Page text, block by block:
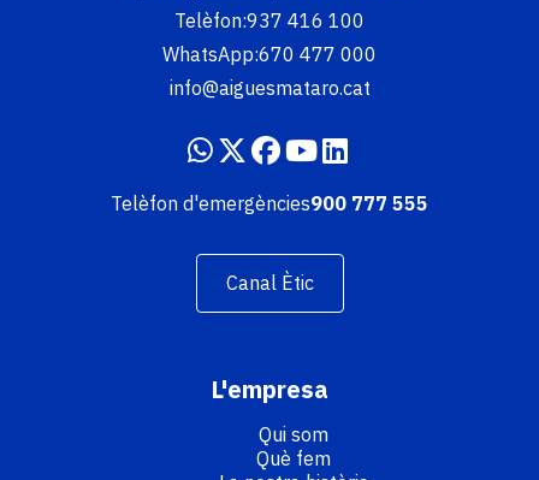
Telèfon:937 416 100
WhatsApp:670 477 000
info@aiguesmataro.cat
Telèfon d'emergències900 777 555
Canal Ètic
L'empresa
Qui som
Què fem